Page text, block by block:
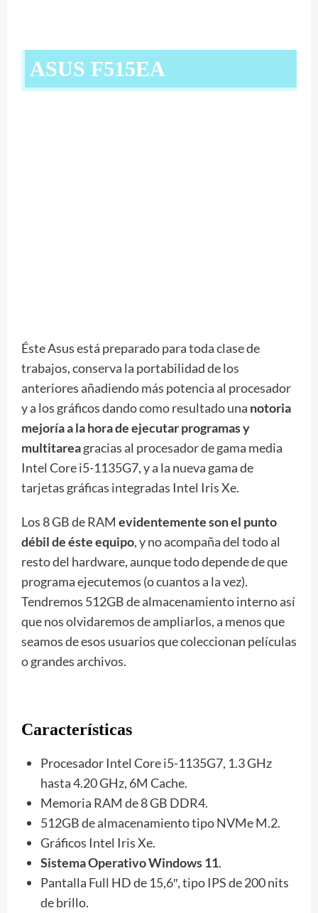
ASUS F515EA
Éste Asus está preparado para toda clase de
trabajos, conserva la portabilidad de los
anteriores añadiendo más potencia al procesador
y a los gráficos dando como resultado una notoria
mejoría a la hora de ejecutar programas y
multitareagracias al procesador de gama media
Intel Core i5-1135G7, y a la nueva gama de
tarjetas gráficas integradas Intel Iris Xe.
Los 8 GB de RAM evidentemente son el punto
débil de éste equipo, y no acompaña del todo al
resto del hardware, aunque todo depende de que
programa ejecutemos (o cuantos a la vez).
Tendremos 512GB de almacenamiento interno así
que nos olvidaremos de ampliarlos, a menos que
seamos de esos usuarios que coleccionan películas
o grandes archivos.
Características
Procesador Intel Core i5-1135G7, 1.3 GHz
hasta 4.20 GHz, 6M Cache.
Memoria RAM de 8 GB DDR4.
512GB de almacenamiento tipo NVMe M.2.
Gráficos Intel Iris Xe.
Sistema Operativo Windows 11.
Pantalla Full HD de 15,6″, tipo IPS de 200 nits
de brillo.